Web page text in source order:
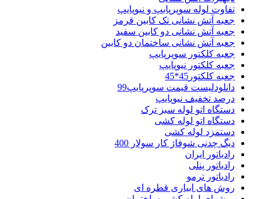
تفاوت لوله سوپرپابپ و نیوپایپ
جعبه آتش نشانی تک کابین قرمز
جعبه آتش نشانی دو کابین سفید
جعبه آتش نشانی ساختمان دو کابین
جعبه کلکتور سوپرپایپ
جعبه کلکتور نیوپایپ
جعبه کلکتور45*45
دانلودلیست قیمت سوپرپایپ99
درصد تخفیف نیوپایپ
دستگاه اتو لوله سبز ترک
دستگاه اتو لوله کشی
دستمزد لوله کشی
دیگ چدنی شوفاژ کار سولار 400
رادیاتور ایران
رادیاتور پنلی
رادیاتور ترمو
روش های ابیاری قطره ای